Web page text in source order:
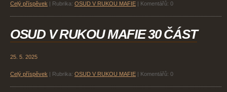
Celý příspěvek Rubrika: OSUD V RUKOU MAFIE Komentářů: 0
OSUD V RUKOU MAFIE 30 ČÁST
25. 5. 2025
Celý příspěvek Rubrika: OSUD V RUKOU MAFIE Komentářů: 0